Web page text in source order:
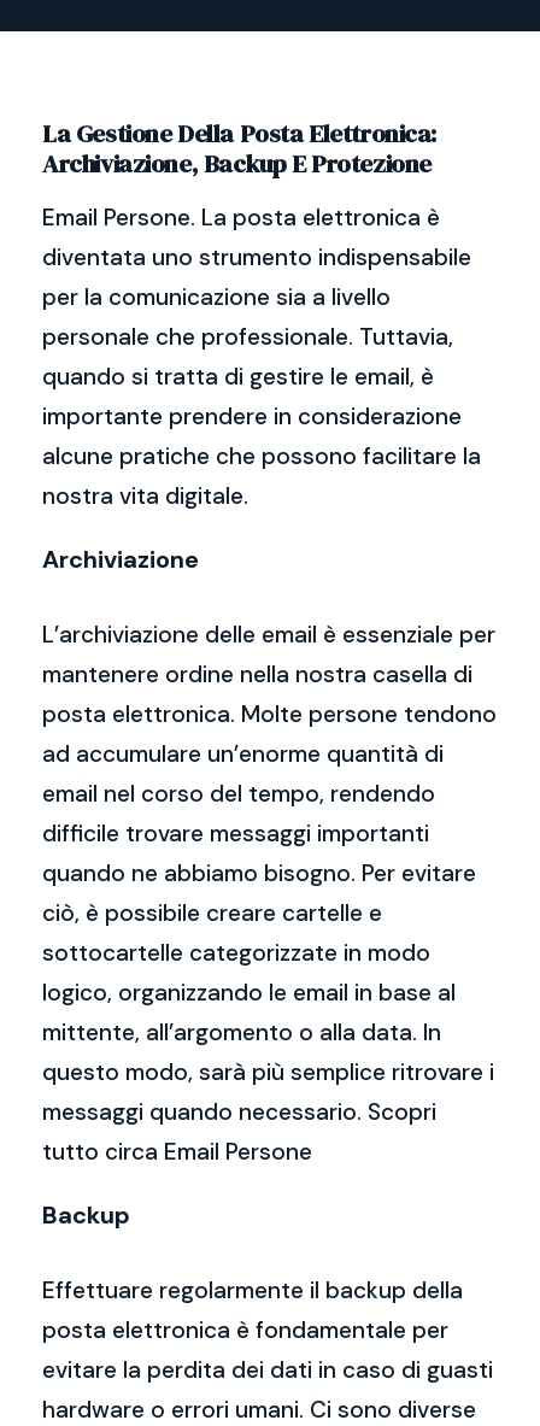
La Gestione Della Posta Elettronica:
Archiviazione, Backup E Protezione
Email Persone. La posta elettronica è
diventata uno strumento indispensabile
per la comunicazione sia a livello
personale che professionale. Tuttavia,
quando si tratta di gestire le email, è
importante prendere in considerazione
alcune pratiche che possono facilitare la
nostra vita digitale.
Archiviazione
L’archiviazione delle email è essenziale per
mantenere ordine nella nostra casella di
posta elettronica. Molte persone tendono
ad accumulare un’enorme quantità di
email nel corso del tempo, rendendo
difficile trovare messaggi importanti
quando ne abbiamo bisogno. Per evitare
ciò, è possibile creare cartelle e
sottocartelle categorizzate in modo
logico, organizzando le email in base al
mittente, all’argomento o alla data. In
questo modo, sarà più semplice ritrovare i
messaggi quando necessario. Scopri
tutto circa Email Persone
Backup
Effettuare regolarmente il backup della
posta elettronica è fondamentale per
evitare la perdita dei dati in caso di guasti
hardware o errori umani. Ci sono diverse